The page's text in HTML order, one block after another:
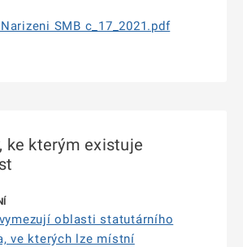
SMB c_17_2021.pdf
ke kterým existuje
oblasti statutárního
ve kterých lze místní